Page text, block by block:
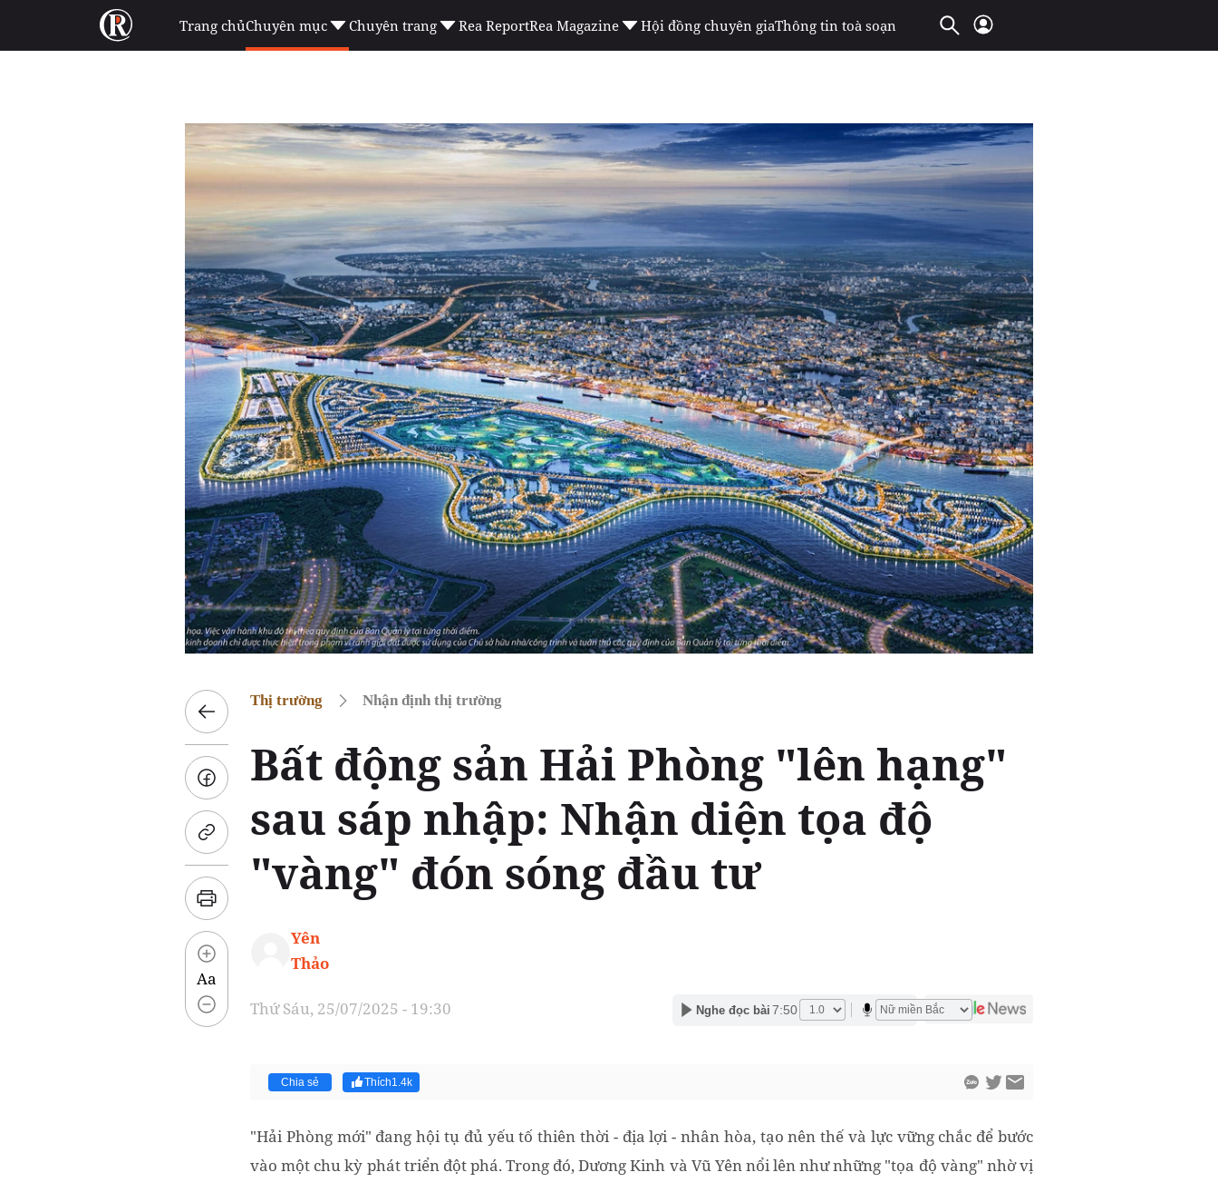
Trang chủChuyên mục Chuyên trang Rea ReportRea Magazine Hội đồng chuyên giaThông tin toà soạn
Aa
Thị trường Nhận định thị trường
Bất động sản Hải Phòng "lên hạng"
sau sáp nhập: Nhận diện tọa độ
"vàng" đón sóng đầu tư
Yên
Thảo
Thứ Sáu, 25/07/2025 - 19:30 Nghe đọc bài 7:50
Chia sẻ Thích1.4k
"Hải Phòng mới" đang hội tụ đủ yếu tố thiên thời - địa lợi - nhân hòa, tạo nên thế và lực vững chắc để bước
vào một chu kỳ phát triển đột phá. Trong đó, Dương Kinh và Vũ Yên nổi lên như những "tọa độ vàng" nhờ vị